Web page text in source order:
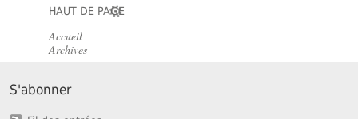
HAUT DE PAGE
Accueil
Archives
S'abonner